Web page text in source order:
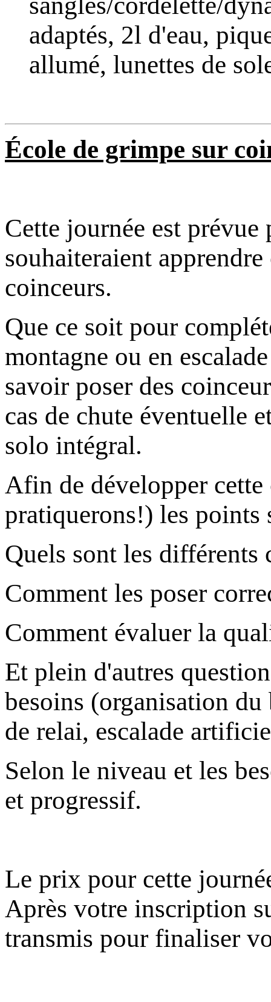
adaptés, 2l d'eau,
allumé, lunettes de
École de grimpe sur
Cette journée est
souhaiteraient
coinceurs.
Que ce soit pour
montagne ou en
savoir poser des
cas de chute éventuelle
solo intégral.
Afin de développer cette
pratiquerons!) les points
Quels sont les différents
Comment les poser
Comment évaluer la
Et plein d'autres
besoins (organisation
de relai, escalade
Selon le niveau et les
et progressif.
Le prix pour cette
Après votre inscription
transmis pour finaliser